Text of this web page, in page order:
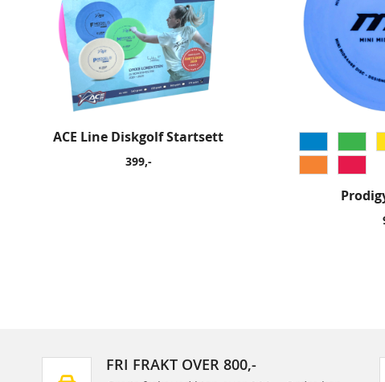
ACE Line Diskgolf Startsett
399,-
FRI FRAKT OVER 800,-